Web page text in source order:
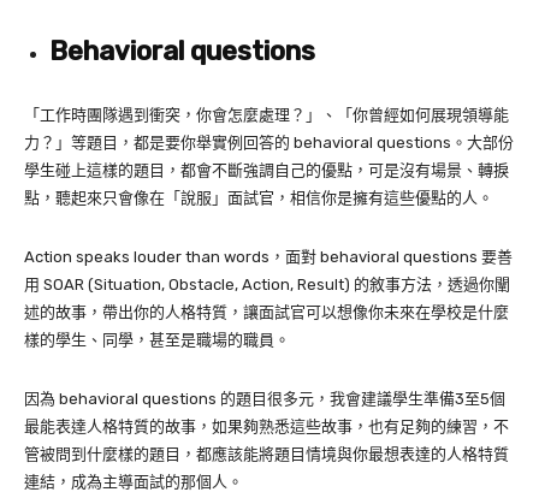
Behavioral questions
「工作時團隊遇到衝突，你會怎麼處理？」、「你曾經如何展現領導能
力？」等題目，都是要你舉實例回答的 behavioral questions。大部份
學生碰上這樣的題目，都會不斷強調自己的優點，可是沒有場景、轉捩
點，聽起來只會像在「說服」面試官，相信你是擁有這些優點的人。
Action speaks louder than words ，面對 behavioral questions 要善
用 SOAR (Situation, Obstacle, Action, Result) 的敘事方法，透過你闡
述的故事，帶出你的人格特質，讓面試官可以想像你未來在學校是什麼
樣的學生、同學，甚至是職場的職員。
因為 behavioral questions 的題目很多元，我會建議學生準備3至5個
最能表達人格特質的故事，如果夠熟悉這些故事，也有足夠的練習，不
管被問到什麼樣的題目，都應該能將題目情境與你最想表達的人格特質
連結，成為主導面試的那個人。